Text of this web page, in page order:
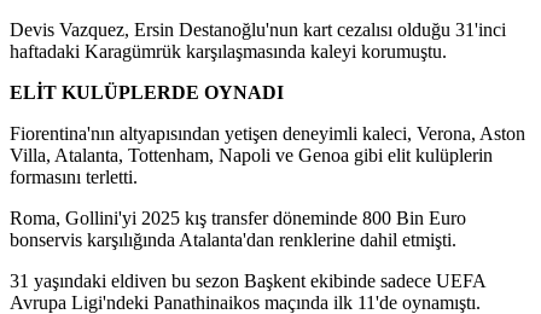
Devis Vazquez, Ersin Destanoğlu'nun kart cezalısı olduğu 31'inci
haftadaki Karagümrük karşılaşmasında kaleyi korumuştu.
ELİT KULÜPLERDE OYNADI
Fiorentina'nın altyapısından yetişen deneyimli kaleci, Verona, Aston
Villa, Atalanta, Tottenham, Napoli ve Genoa gibi elit kulüplerin
formasını terletti.
Roma, Gollini'yi 2025 kış transfer döneminde 800 Bin Euro
bonservis karşılığında Atalanta'dan renklerine dahil etmişti.
31 yaşındaki eldiven bu sezon Başkent ekibinde sadece UEFA
Avrupa Ligi'ndeki Panathinaikos maçında ilk 11'de oynamıştı.